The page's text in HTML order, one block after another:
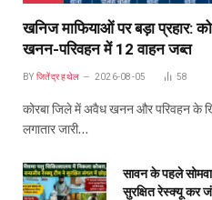
खनिज माफियाओं पर बड़ा प्रहार:
खनन-परिवहन में 12 वाहन जब्त
BY जितेंद्र हथेल 2026-08-05 58
कोरबा जिले में अवैध खनन और परिवहन के
लगातार जारी…
सावन के पहले
सुरक्षित रेस्क्यू कर